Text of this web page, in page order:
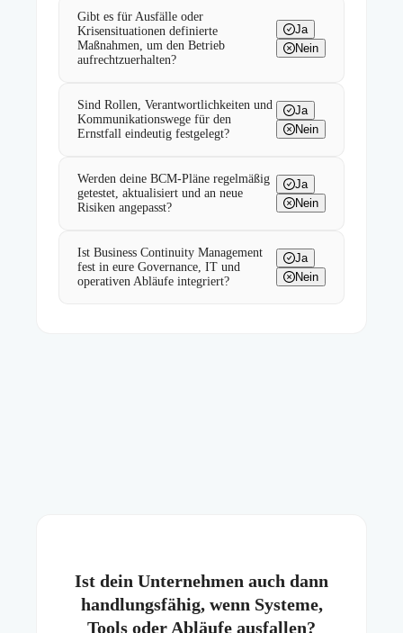
Gibt es für Ausfälle oder
Krisensituationen definierte
Maßnahmen, um den Betrieb
aufrechtzuerhalten?
Ja
Nein
Sind Rollen, Verantwortlichkeiten und
Kommunikationswege für den
Ernstfall eindeutig festgelegt?
Ja
Nein
Werden deine BCM-Pläne regelmäßig
getestet, aktualisiert und an neue
Risiken angepasst?
Ja
Nein
Ist Business Continuity Management
fest in eure Governance, IT und
operativen Abläufe integriert?
Ja
Nein
Ist dein Unternehmen auch dann
handlungsfähig, wenn Systeme,
Tools oder Abläufe ausfallen?